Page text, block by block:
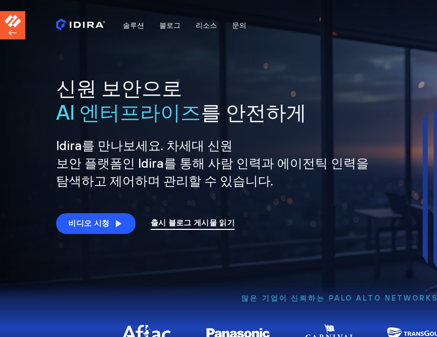
솔루션 블로그 리소스 문의
신원 보안으로
AI 엔터프라이즈를 안전하게
Idira를 만나보세요. 차세대 신원
보안 플랫폼인 Idira를 통해 사람 인력과 에이전틱 인력을
탐색하고 제어하며 관리할 수 있습니다.
비디오 시청 출시 블로그 게시물 읽기
많은 기업이 신뢰하는 PALO ALTO NETWORKS